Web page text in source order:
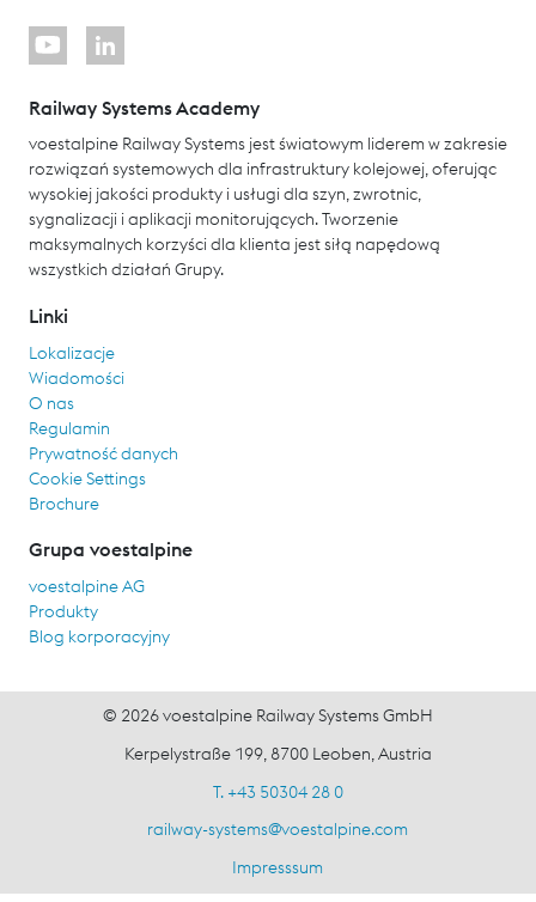
Railway Systems Academy
voestalpine Railway Systems jest światowym liderem w zakresie
rozwiązań systemowych dla infrastruktury kolejowej, oferując
wysokiej jakości produkty i usługi dla szyn, zwrotnic,
sygnalizacji i aplikacji monitorujących. Tworzenie
maksymalnych korzyści dla klienta jest siłą napędową
wszystkich działań Grupy.
Linki
Lokalizacje
Wiadomości
O nas
Regulamin
Prywatność danych
Cookie Settings
Brochure
Grupa voestalpine
voestalpine AG
Produkty
Blog korporacyjny
© 2026 voestalpine Railway Systems GmbH
Kerpelystraße 199, 8700 Leoben, Austria
T. +43 50304 28 0
railway-systems@voestalpine.com
Impresssum